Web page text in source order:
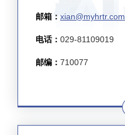
邮箱： xian@myhrtr.com
电话： 029-81109019
邮编： 710077